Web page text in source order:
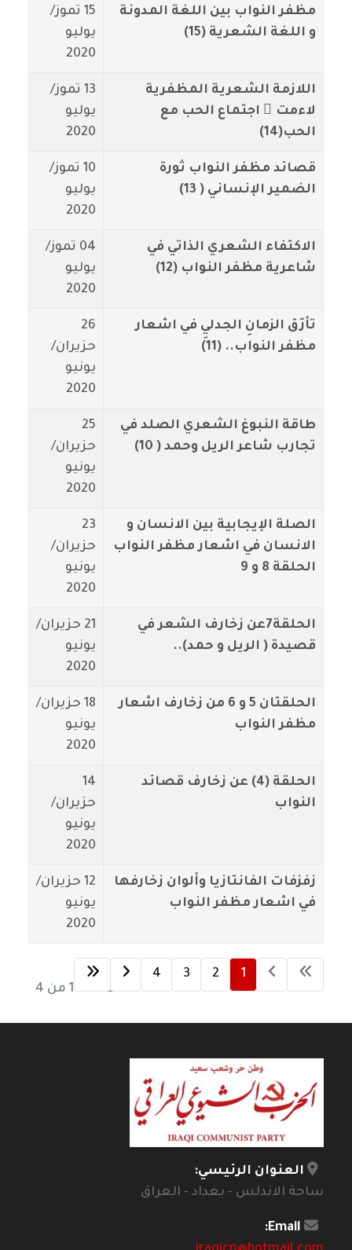
مظفر النواب بين اللغة المدونة
و اللغة الشعرية (15)
15 تموز/
يوليو
2020
اللازمة الشعرية المظفرية
لاءمت ْ اجتماع الحب مع
الحب(14)
13 تموز/
يوليو
2020
قصائد مظفر النواب ثورة
الضمير الإنساني ( 13)
10 تموز/
يوليو
2020
الاكتفاء الشعري الذاتي في
شاعرية مظفر النواب (12)
04 تموز/
يوليو
2020
تأرّق الزمانِ الجدليِ في اشعار
مظفر النواب.. (11)
26
حزيران/
يونيو
2020
طاقة النبوغ الشعري الصلد في
تجارب شاعر الريل وحمد ( 10)
25
حزيران/
يونيو
2020
الصلة الإيجابية بين الانسان و
الانسان في اشعار مظفر النواب
الحلقة 8 و 9
23
حزيران/
يونيو
2020
الحلقة7عن زخارف الشعر في
قصيدة ( الريل و حمد)..
21 حزيران/
يونيو
2020
الحلقتان 5 و 6 من زخارف اشعار
مظفر النواب
18 حزيران/
يونيو
2020
الحلقة (4) عن زخارف قصائد
النواب
14
حزيران/
يونيو
2020
زفزفات الفانتازيا وألوان زخارفها
في اشعار مظفر النواب
12 حزيران/
يونيو
2020
الصفحة 1 من 4
1
2
3
4
العنوان الرئيسي:
ساحة الاندلس - بغداد - العراق
Email: